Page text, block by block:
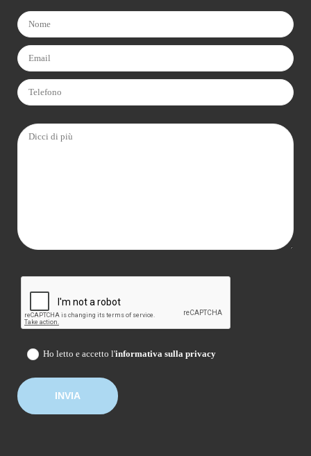
Ho letto e accetto l'informativa sulla privacy